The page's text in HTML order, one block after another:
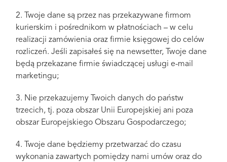
2. Twoje dane są przez nas przekazywane firmom
kurierskim i pośrednikom w płatnościach – w celu
realizacji zamówienia oraz firmie księgowej do celów
rozliczeń. Jeśli zapisałeś się na newsetter, Twoje dane
będą przekazane firmie świadczącej usługi e-mail
marketingu;
3. Nie przekazujemy Twoich danych do państw
trzecich, tj. poza obszar Unii Europejskiej ani poza
obszar Europejskiego Obszaru Gospodarczego;
4. Twoje dane będziemy przetwarzać do czasu
wykonania zawartych pomiędzy nami umów oraz do